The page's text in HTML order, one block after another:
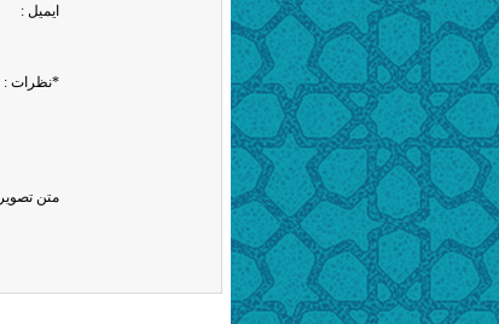
ایمیل :
*نظرات :
متن